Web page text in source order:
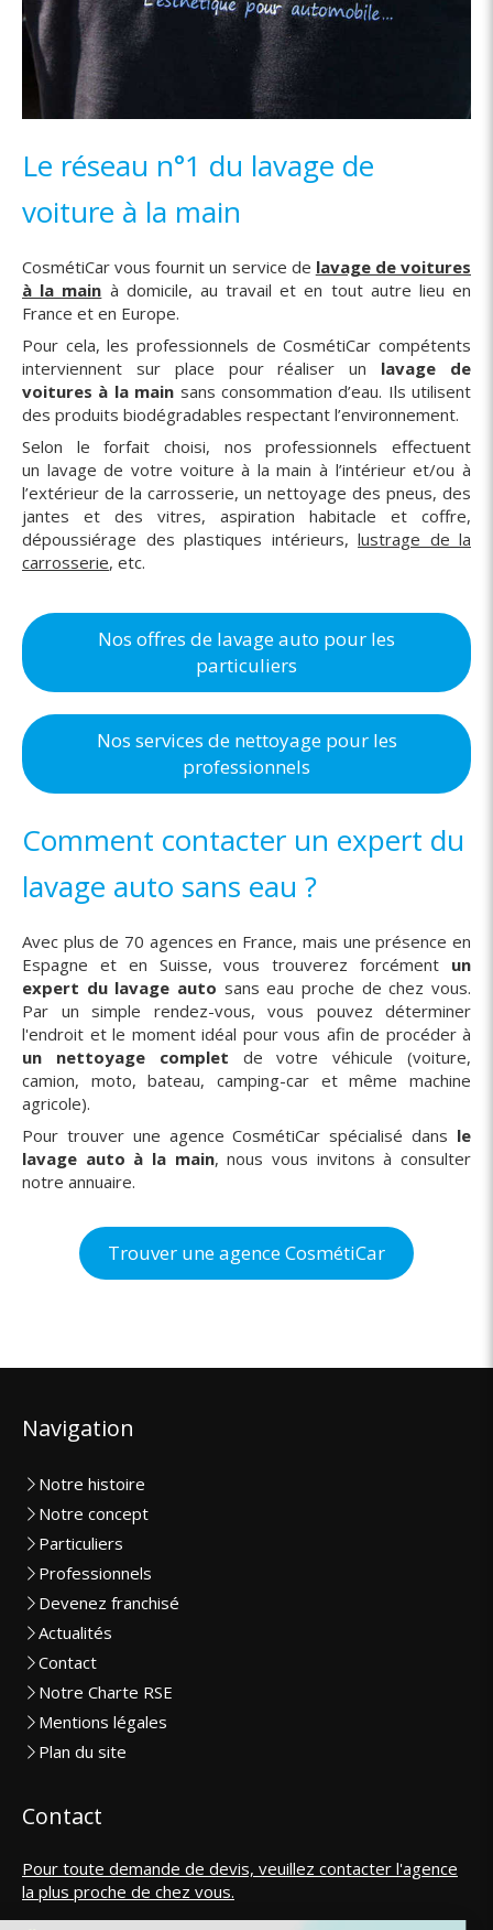
Le réseau n°1 du lavage de
voiture à la main
CosmétiCar vous fournit un service de lavage de voitures
à la main à domicile, au travail et en tout autre lieu en
France et en Europe.
Pour cela, les professionnels de CosmétiCar compétents
interviennent sur place pour réaliser un lavage de
voitures à la main sans consommation d’eau. Ils utilisent
des produits biodégradables respectant l’environnement.
Selon le forfait choisi, nos professionnels effectuent
un lavage de votre voiture à la main à l’intérieur et/ou à
l’extérieur de la carrosserie, un nettoyage des pneus, des
jantes et des vitres, aspiration habitacle et coffre,
dépoussiérage des plastiques intérieurs, lustrage de la
carrosserie, etc.
Nos offres de lavage auto pour les
particuliers
Nos services de nettoyage pour les
professionnels
Comment contacter un expert du
lavage auto sans eau ?
Avec plus de 70 agences en France, mais une présence en
Espagne et en Suisse, vous trouverez forcément un
expert du lavage auto sans eau proche de chez vous.
Par un simple rendez-vous, vous pouvez déterminer
l'endroit et le moment idéal pour vous afin de procéder à
un nettoyage complet de votre véhicule (voiture,
camion, moto, bateau, camping-car et même machine
agricole).
Pour trouver une agence CosmétiCar spécialisé dans le
lavage auto à la main, nous vous invitons à consulter
notre annuaire.
Trouver une agence CosmétiCar
Navigation
Notre histoire
Notre concept
Particuliers
Professionnels
Devenez franchisé
Actualités
Contact
Notre Charte RSE
Mentions légales
Plan du site
Contact
Pour toute demande de devis, veuillez contacter l'agence
la plus proche de chez vous.